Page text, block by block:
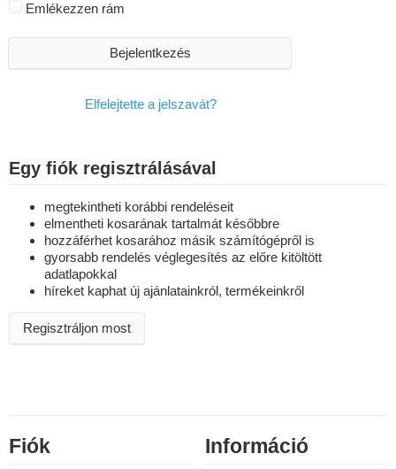
Emlékezzen rám
Bejelentkezés
Elfelejtette a jelszavát?
Egy fiók regisztrálásával
megtekintheti korábbi rendeléseit
elmentheti kosarának tartalmát későbbre
hozzáférhet kosarához másik számítógépről is
gyorsabb rendelés véglegesítés az előre kitöltött
adatlapokkal
híreket kaphat új ajánlatainkról, termékeinkről
Regisztráljon most
Fiók Információ